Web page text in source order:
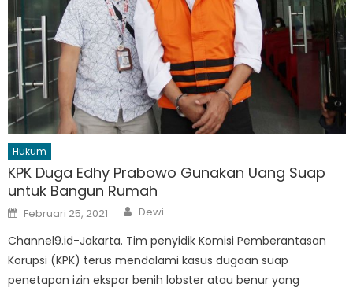
Hukum
KPK Duga Edhy Prabowo Gunakan Uang Suap
untuk Bangun Rumah
Posted
on
Februari 25, 2021 Author
Dewi
Channel9.id-Jakarta. Tim penyidik Komisi Pemberantasan
Korupsi (KPK) terus mendalami kasus dugaan suap
penetapan izin ekspor benih lobster atau benur yang